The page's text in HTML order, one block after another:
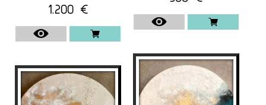
perceben d’una manera o altra, donant
moviment i vida a l’obra d’art.
Des de la pura intuïció, sense planificar res,
deixa que els seus propis pinzells i paletes la
guiïn per crear col·leccions vives, atemporals,
exclusives i atractives a la recerca de
1.200 €